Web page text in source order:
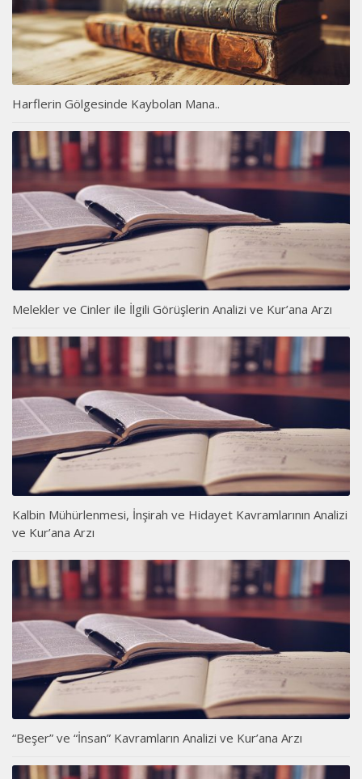
Harflerin Gölgesinde Kaybolan Mana..
Melekler ve Cinler ile İlgili Görüşlerin Analizi ve Kur’ana Arzı
Kalbin Mühürlenmesi, İnşirah ve Hidayet Kavramlarının Analizi
ve Kur’ana Arzı
“Beşer” ve “İnsan” Kavramların Analizi ve Kur’ana Arzı